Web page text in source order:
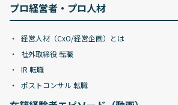
プロ経営者・プロ人材
経営人材（CxO/経営企画）とは
社外取締役 転職
IR 転職
ポストコンサル 転職